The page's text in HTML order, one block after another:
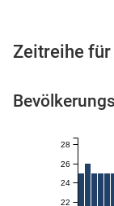
Zeitreihe für
22
24
26
28